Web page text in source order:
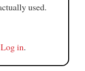
used.
Log in.